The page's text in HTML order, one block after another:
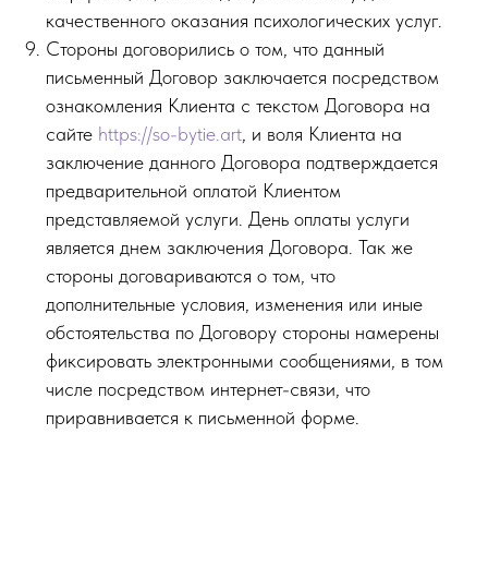
качественного оказания психологических услуг.
Стороны договорились о том, что данный
письменный Договор заключается посредством
ознакомления Клиента с текстом Договора на
сайте https://so-bytie.art, и воля Клиента на
заключение данного Договора подтверждается
предварительной оплатой Клиентом
представляемой услуги. День оплаты услуги
является днем заключения Договора. Так же
стороны договариваются о том, что
дополнительные условия, изменения или иные
обстоятельства по Договору стороны намерены
фиксировать электронными сообщениями, в том
числе посредством интернет-связи, что
приравнивается к письменной форме.